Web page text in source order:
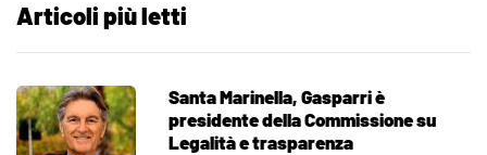
Articoli più letti
Santa Marinella, Gasparri è
presidente della Commissione su
Legalità e trasparenza